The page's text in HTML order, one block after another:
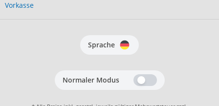
Vorkasse
Sprache
Normaler Modus